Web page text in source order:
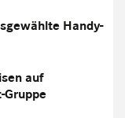
Handy-
auf
Gruppe